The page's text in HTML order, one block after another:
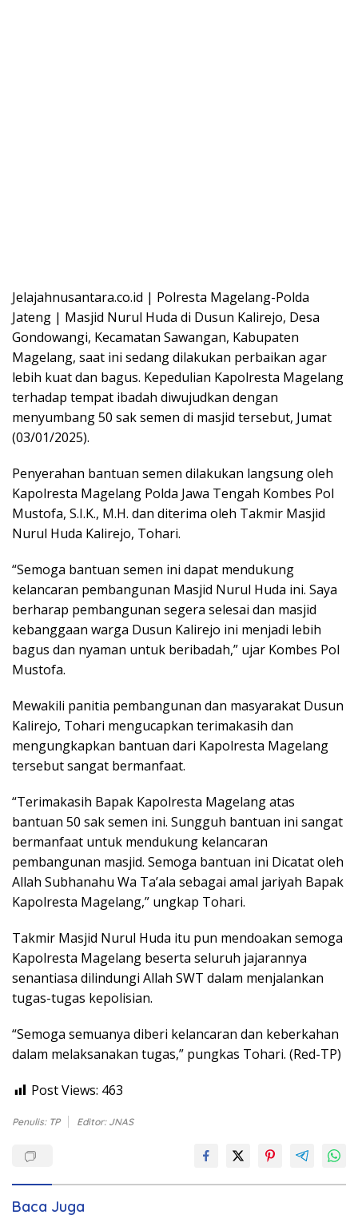
Jelajahnusantara.co.id | Polresta Magelang-Polda
Jateng | Masjid Nurul Huda di Dusun Kalirejo, Desa
Gondowangi, Kecamatan Sawangan, Kabupaten
Magelang, saat ini sedang dilakukan perbaikan agar
lebih kuat dan bagus. Kepedulian Kapolresta Magelang
terhadap tempat ibadah diwujudkan dengan
menyumbang 50 sak semen di masjid tersebut, Jumat
(03/01/2025).
Penyerahan bantuan semen dilakukan langsung oleh
Kapolresta Magelang Polda Jawa Tengah Kombes Pol
Mustofa, S.I.K., M.H. dan diterima oleh Takmir Masjid
Nurul Huda Kalirejo, Tohari.
“Semoga bantuan semen ini dapat mendukung
kelancaran pembangunan Masjid Nurul Huda ini. Saya
berharap pembangunan segera selesai dan masjid
kebanggaan warga Dusun Kalirejo ini menjadi lebih
bagus dan nyaman untuk beribadah,” ujar Kombes Pol
Mustofa.
Mewakili panitia pembangunan dan masyarakat Dusun
Kalirejo, Tohari mengucapkan terimakasih dan
mengungkapkan bantuan dari Kapolresta Magelang
tersebut sangat bermanfaat.
“Terimakasih Bapak Kapolresta Magelang atas
bantuan 50 sak semen ini. Sungguh bantuan ini sangat
bermanfaat untuk mendukung kelancaran
pembangunan masjid. Semoga bantuan ini Dicatat oleh
Allah Subhanahu Wa Ta’ala sebagai amal jariyah Bapak
Kapolresta Magelang,” ungkap Tohari.
Takmir Masjid Nurul Huda itu pun mendoakan semoga
Kapolresta Magelang beserta seluruh jajarannya
senantiasa dilindungi Allah SWT dalam menjalankan
tugas-tugas kepolisian.
“Semoga semuanya diberi kelancaran dan keberkahan
dalam melaksanakan tugas,” pungkas Tohari. (Red-TP)
Post Views: 463
Penulis: TP Editor: JNAS
Baca Juga